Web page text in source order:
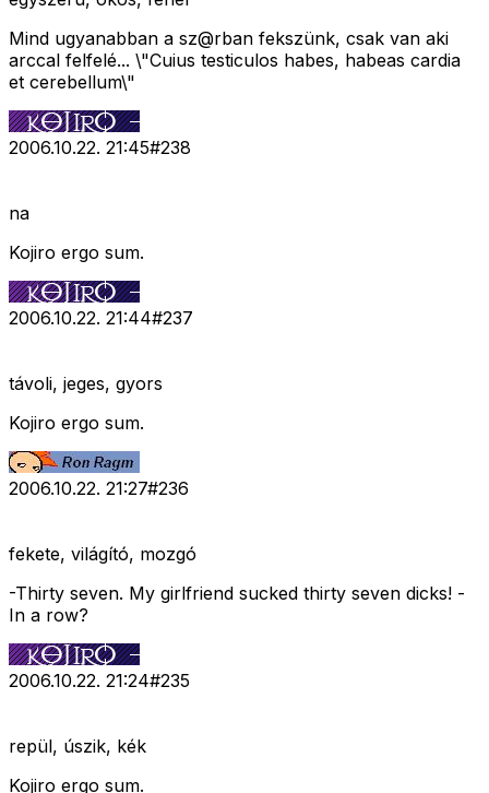
Mind ugyanabban a sz@rban fekszünk, csak van aki
arccal felfelé... \"Cuius testiculos habes, habeas cardia
et cerebellum\"
2006.10.22. 21:45#238
na
Kojiro ergo sum.
2006.10.22. 21:44#237
távoli, jeges, gyors
Kojiro ergo sum.
2006.10.22. 21:27#236
fekete, világító, mozgó
-Thirty seven. My girlfriend sucked thirty seven dicks! -
In a row?
2006.10.22. 21:24#235
repül, úszik, kék
Kojiro ergo sum.